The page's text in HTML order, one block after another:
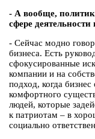
- А вообще,
сфере
- Сейчас модно
бизнеса. Есть
сфокусированные
компании и на
подход, когда
комфортного
людей, которые
к патриотам – в
социально